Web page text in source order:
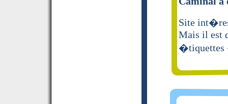
Site
Mais il est
�tiquettes